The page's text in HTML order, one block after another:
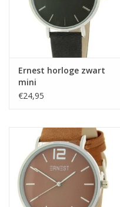
Ernest horloge zwart
mini
€24,95